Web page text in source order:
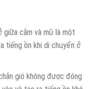
giữa cằm và mũ là một
tiếng ồn khi di chuyển ở
gió không được đóng